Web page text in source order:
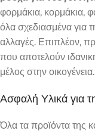
φορμάκια, κορμάκια,
όλα σχεδιασμένα για
αλλαγές. Επιπλέον,
που αποτελούν
μέλος στην οικογένεια.
Ασφαλή Υλικά για
Όλα τα προϊόντα της